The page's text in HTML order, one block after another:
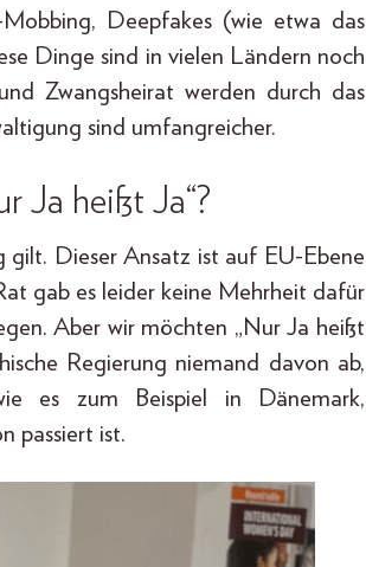
Deepfakes (wie etwa das
Dinge sind in vielen Ländern noch
Zwangsheirat werden durch das
sind umfangreicher.
Ja heißt Ja“?
gilt. Dieser Ansatz ist auf EU-Ebene
gab es leider keine Mehrheit dafür
Aber wir möchten „Nur Ja heißt
Regierung niemand davon ab,
es zum Beispiel in Dänemark,
passiert ist.